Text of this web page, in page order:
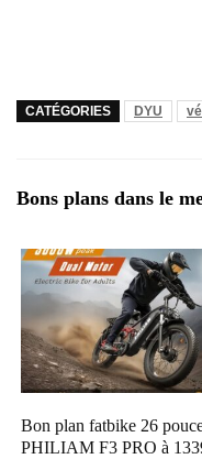
CATÉGORIES DYU
Bons plans dans le
Bon plan fatbike 26
PHILIAM F3 PRO à